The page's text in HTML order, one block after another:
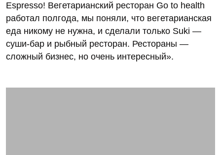
Espresso! Вегетарианский ресторан Go to health
работал полгода, мы поняли, что вегетарианская
еда никому не нужна, и сделали только Suki —
суши-бар и рыбный ресторан. Рестораны —
сложный бизнес, но очень интересный».